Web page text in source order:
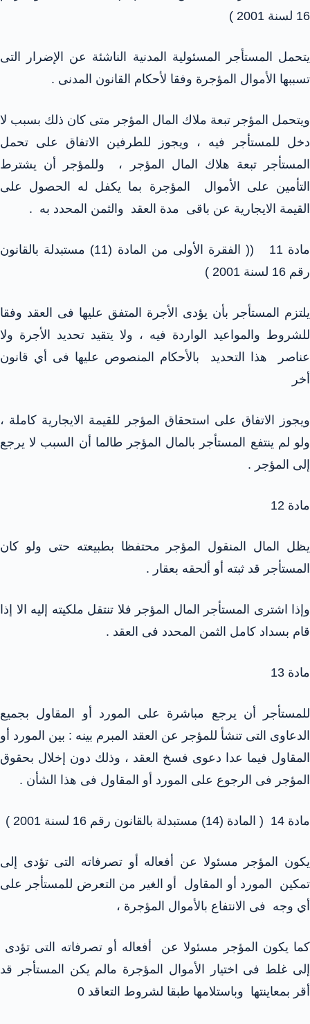
16 لسنة 2001 )
يتحمل المستأجر المسئولية المدنية الناشئة عن الإضرار التى
تسببها الأموال المؤجرة وفقا لأحكام القانون المدنى .
ويتحمل المؤجر تبعة ملاك المال المؤجر متى كان ذلك بسبب لا
دخل للمستأجر فيه ، ويجوز للطرفين الاتفاق على تحمل
المستأجر تبعة هلاك المال المؤجر ، وللمؤجر أن يشترط
التأمين على الأموال المؤجرة بما يكفل له الحصول على
القيمة الايجارية عن باقى مدة العقد والثمن المحدد به .
مادة 11 (( الفقرة الأولى من المادة (11) مستبدلة بالقانون
رقم 16 لسنة 2001 )
يلتزم المستأجر بأن يؤدى الأجرة المتفق عليها فى العقد وفقا
للشروط والمواعيد الواردة فيه ، ولا يتقيد تحديد الأجرة ولا
عناصر هذا التحديد بالأحكام المنصوص عليها فى أي قانون
أخر
ويجوز الاتفاق على استحقاق المؤجر للقيمة الايجارية كاملة ،
ولو لم ينتفع المستأجر بالمال المؤجر طالما أن السبب لا يرجع
إلى المؤجر .
مادة 12
يظل المال المنقول المؤجر محتفظا بطبيعته حتى ولو كان
المستأجر قد ثبته أو ألحقه بعقار .
وإذا اشترى المستأجر المال المؤجر فلا تنتقل ملكيته إليه الا إذا
قام بسداد كامل الثمن المحدد فى العقد .
مادة 13
للمستأجر أن يرجع مباشرة على المورد أو المقاول بجميع
الدعاوى التى تنشأ للمؤجر عن العقد المبرم بينه : بين المورد أو
المقاول فيما عدا دعوى فسخ العقد ، وذلك دون إخلال بحقوق
المؤجر فى الرجوع على المورد أو المقاول فى هذا الشأن .
مادة 14 ( المادة (14) مستبدلة بالقانون رقم 16 لسنة 2001 )
يكون المؤجر مسئولا عن أفعاله أو تصرفاته التى تؤدى إلى
تمكين المورد أو المقاول أو الغير من التعرض للمستأجر على
أي وجه فى الانتفاع بالأموال المؤجرة ،
كما يكون المؤجر مسئولا عن أفعاله أو تصرفاته التى تؤدى
إلى غلط فى اختيار الأموال المؤجرة مالم يكن المستأجر قد
أقر بمعاينتها وباستلامها طبقا لشروط التعاقد 0